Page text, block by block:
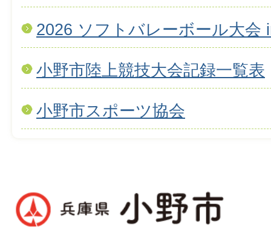
2026 ソフトバレーボール大会
小野市陸上競技大会記録一覧表
小野市スポーツ協会